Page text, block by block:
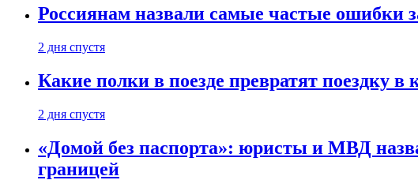
Россиянам назвали самые частые ошибки
2 дня спустя
Какие полки в поезде превратят поездку
2 дня спустя
«Домой без паспорта»: юристы и МВД
границей